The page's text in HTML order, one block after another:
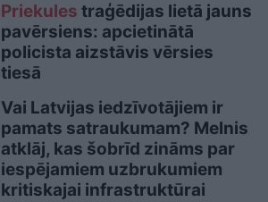
Priekules traģēdijas lietā jauns
pavērsiens: apcietinātā
policista aizstāvis vērsies
tiesā
Vai Latvijas iedzīvotājiem ir
pamats satraukumam? Melnis
atklāj, kas šobrīd zināms par
iespējamiem uzbrukumiem
kritiskajai infrastruktūrai